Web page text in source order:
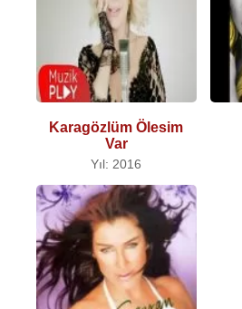
Karagözlüm Ölesim
Var
Yıl: 2016